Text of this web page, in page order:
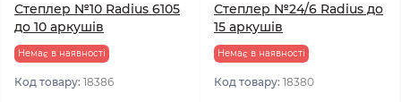
Степлер №10 Radius 6105
до 10 аркушів
Немає в наявності
Код товару: 18386
Степлер №24/6 Radius до
15 аркушів
Немає в наявності
Код товару: 18380